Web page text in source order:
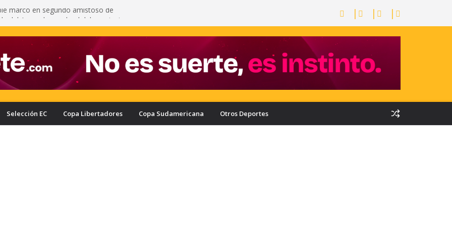
marcó en segundo amistoso de
cuánto ganaría el ecuatoriano
puede quedar eliminado de la Copa
a haber derrotado a Liga de Portoviejo?
con nuevo delantero: Ronie Carrillo llegó a
fichar por el Bombillo
Liga de Portoviejo en polémica partido
Selección EC Copa Libertadores Copa Sudamericana Otros Deportes